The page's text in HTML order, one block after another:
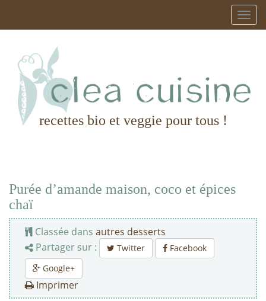
recettes bio et veggie pour tous !
Purée d’amande maison, coco et épices
chaï
Classée dans autres desserts
Partager sur :
Twitter
Facebook
Google+
Imprimer